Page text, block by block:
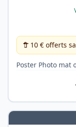
10 € offerts
Poster Photo